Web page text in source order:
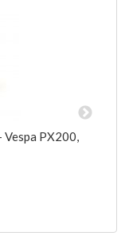
PX200,